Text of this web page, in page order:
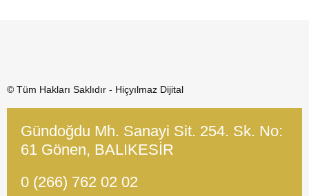
© Tüm Hakları Saklıdır - Hiçyılmaz Dijital
Gündoğdu Mh. Sanayi Sit. 254. Sk. No:
61 Gönen, BALIKESİR
0 (266) 762 02 02